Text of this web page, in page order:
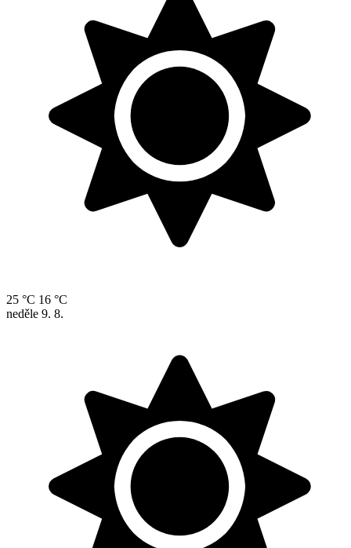
25 °C 16 °C
neděle 9. 8.